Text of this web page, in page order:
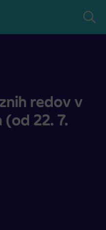
(od 22. 7. 2024 naprej)
redov v
22. 7.